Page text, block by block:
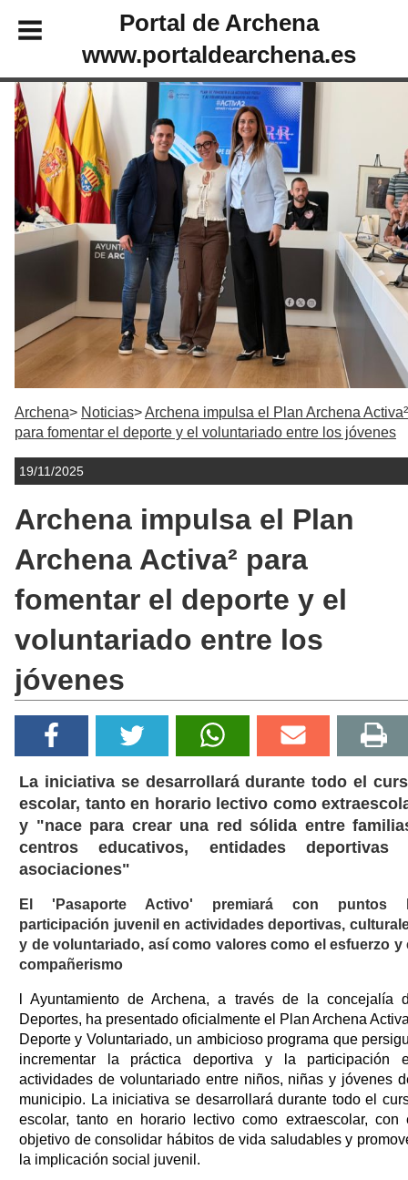
Portal de Archena
www.portaldearchena.es
Archena Noticias
Archena impulsa el Plan Archena Activa²
para fomentar el deporte y el voluntariado entre los jóvenes
19/11/2025
Archena impulsa el Plan
Archena Activa² para
fomentar el deporte y el
voluntariado entre los
jóvenes
La iniciativa se desarrollará durante todo el
escolar, tanto en horario lectivo como
y "nace para crear una red sólida entre
centros educativos, entidades deportivas
asociaciones"
El 'Pasaporte Activo' premiará con puntos
participación juvenil en actividades deportivas,
y de voluntariado, así como valores como el esfuerzo y
compañerismo
l Ayuntamiento de Archena, a través de la concejalía
Deportes, ha presentado oficialmente el Plan Archena
Deporte y Voluntariado, un ambicioso programa que
incrementar la práctica deportiva y la participación
actividades de voluntariado entre niños, niñas y jóvenes
municipio. La iniciativa se desarrollará durante todo el
escolar, tanto en horario lectivo como extraescolar, con
objetivo de consolidar hábitos de vida saludables y
la implicación social juvenil.